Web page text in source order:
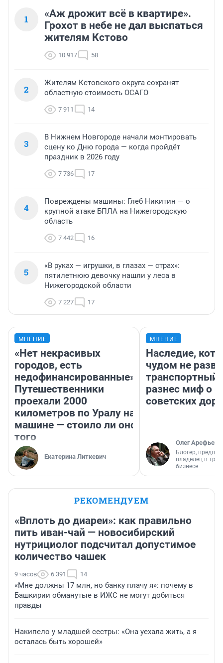
1
«Аж дрожит всё в квартире».
Грохот в небе не дал выспаться
жителям Кстово
10 917 58
2
Жителям Кстовского округа сохранят
областную стоимость ОСАГО
7 911 14
3
В Нижнем Новгороде начали монтировать
сцену ко Дню города — когда пройдёт
праздник в 2026 году
7 736 17
4
Повреждены машины: Глеб Никитин — о
крупной атаке БПЛА на Нижегородскую
область
7 442 16
5
«В руках — игрушки, в глазах — страх»:
пятилетнюю девочку нашли у леса в
Нижегородской области
7 227 17
МНЕНИЕ
«Нет некрасивых
городов, есть
недофинансированные».
Путешественники
проехали 2000
километров по Уралу на
машине — стоило ли оно
того
Екатерина Литкевич
МНЕНИЕ
Наследие,
чудом не
транспортный
разнес миф о
советских
Олег Арефьев
Блогер,
владелец в
бизнесе
РЕКОМЕНДУЕМ
«Вплоть до диареи»: как правильно
пить иван-чай — новосибирский
нутрициолог подсчитал допустимое
количество чашек
9 часов 6 391 14
«Мне должны 17 млн, но банку плачу я»: почему в
Башкирии обманутые в ИЖС не могут добиться
правды
Накипело у младшей сестры: «Она уехала жить, а я
осталась быть хорошей»